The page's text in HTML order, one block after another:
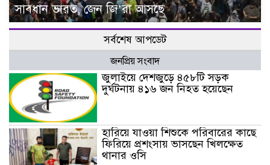
সাবধান ভারত, জেন জি’রা আসছে
সর্বশেষ আপডেট
জনপ্রিয় সংবাদ
জুলাইয়ে দেশজুড়ে ৪৫৮টি সড়ক
দুর্ঘটনায় ৪১৬ জন নিহত হয়েছেন
হারিয়ে যাওয়া শিশুকে পরিবারের কাছে
ফিরিয়ে প্রশংসায় ভাসছেন খিলক্ষেত
থানার ওসি